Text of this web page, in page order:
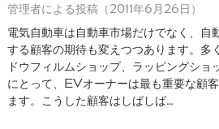
管理者による投稿（2011年6月26日）
電気自動車は自動車市場だけでなく、自
する顧客の期待も変えつつあります。
ドウフィルムショップ、ラッピングショ
にとって、EVオーナーは最も重要な顧
ます。こうした顧客はしばしば…